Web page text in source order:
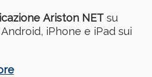
Ariston NET su
iPhone e iPad sui